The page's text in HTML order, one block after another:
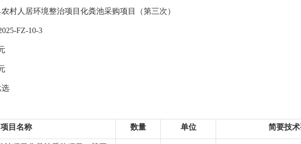
村人居环境整治项目化粪池采购项目（第三次）
FZ-10-3
选
项目名称 数量 单位 简要技